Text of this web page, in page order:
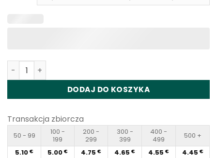
Ilość Waspe Bar 60K Puffs Disposable Vape Wholesale
DODAJ DO KOSZYKA
Transakcja zbiorcza
50 - 99
100 -
199
200 -
299
300 -
399
400 -
499
500 +
5.10 € 5.00 € 4.75 € 4.65 € 4.55 € 4.45 €